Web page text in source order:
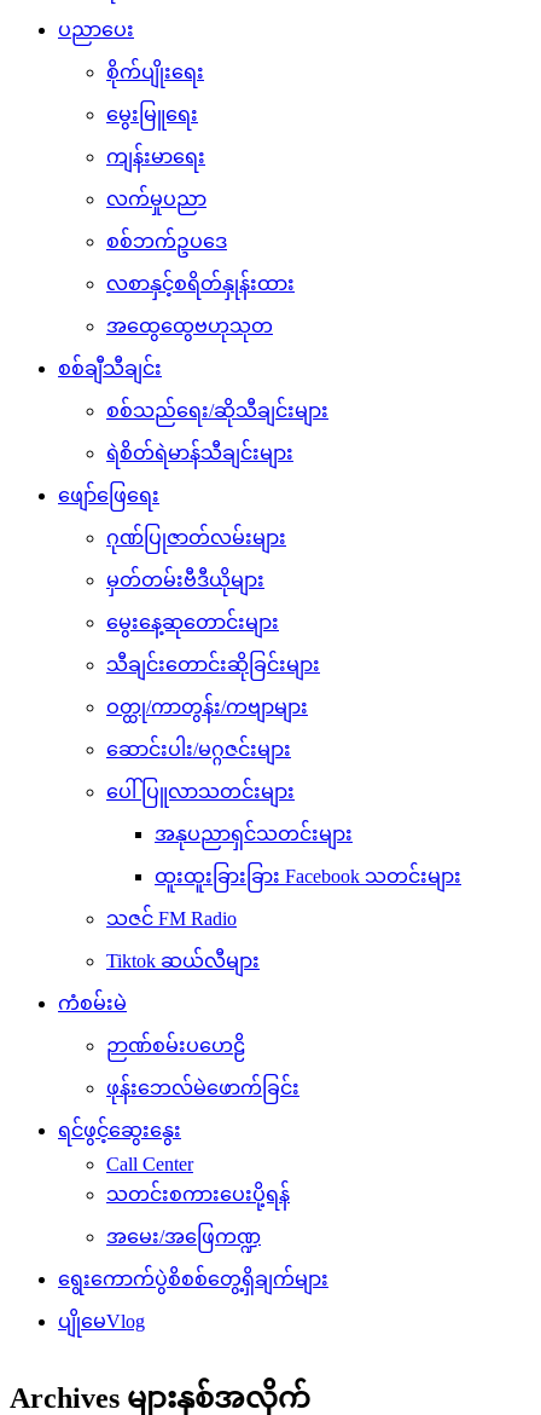
ပညာပေး
စိုက်ပျိုးရေး
မွေးမြူရေး
ကျန်းမာရေး
လက်မှုပညာ
စစ်ဘက်ဥပဒေ
လစာနှင့်စရိတ်နှုန်းထား
အထွေထွေဗဟုသုတ
စစ်ချီသီချင်း
စစ်သည်ရေး/ဆိုသီချင်းများ
ရဲစိတ်ရဲမာန်သီချင်းများ
ဖျော်ဖြေရေး
ဂုဏ်ပြုဇာတ်လမ်းများ
မှတ်တမ်းဗီဒီယိုများ
မွေးနေ့ဆုတောင်းများ
သီချင်းတောင်းဆိုခြင်းများ
ဝတ္ထု/ကာတွန်း/ကဗျာများ
ဆောင်းပါး/မဂ္ဂဇင်းများ
ပေါ်ပြူလာသတင်းများ
အနုပညာရှင်သတင်းများ
ထူးထူးခြားခြား Facebook သတင်းများ
သဇင် FM Radio
Tiktok ဆယ်လီများ
ကံစမ်းမဲ
ဉာဏ်စမ်းပဟေဠိ
ဖုန်းဘေလ်မဲဖောက်ခြင်း
ရင်ဖွင့်ဆွေးနွေး
Call Center
သတင်းစကားပေးပို့ရန်
အမေး/အဖြေကဏ္ဍ
ရွေးကောက်ပွဲစိစစ်တွေ့ရှိချက်များ
ပျိုမေVlog
Archives များနှစ်အလိုက်